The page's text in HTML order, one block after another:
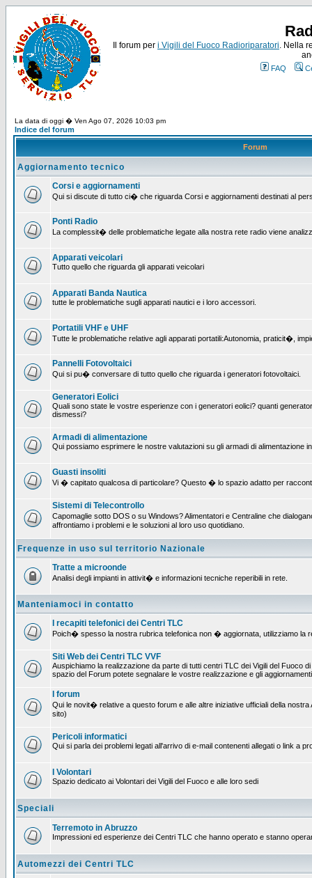
Il forum per i Vigili del Fuoco Radioriparatori. Nella
FAQ
La data di oggi � Ven Ago 07, 2026 10:03 pm
Indice del forum
Forum
Aggiornamento tecnico
Corsi e aggiornamenti
Qui si discute di tutto ci� che riguarda Corsi e aggiornamenti destinati al
Ponti Radio
La complessit� delle problematiche legate alla nostra rete radio viene
Apparati veicolari
Tutto quello che riguarda gli apparati veicolari
Apparati Banda Nautica
tutte le problematiche sugli apparati nautici e i loro accessori.
Portatili VHF e UHF
Tutte le problematiche relative agli apparati portatili:Autonomia, praticit�,
Pannelli Fotovoltaici
Qui si pu� conversare di tutto quello che riguarda i generatori fotovoltaici.
Generatori Eolici
Quali sono state le vostre esperienze con i generatori eolici? quanti
dismessi?
Armadi di alimentazione
Qui possiamo esprimere le nostre valutazioni su gli armadi di alimentazione
Guasti insoliti
Vi � capitato qualcosa di particolare? Questo � lo spazio adatto per
Sistemi di Telecontrollo
Capomaglie sotto DOS o su Windows? Alimentatori e Centraline che
affrontiamo i problemi e le soluzioni al loro uso quotidiano.
Frequenze in uso sul territorio Nazionale
Tratte a microonde
Analisi degli impianti in attivit� e informazioni tecniche reperibili in rete.
Manteniamoci in contatto
I recapiti telefonici dei Centri TLC
Poich� spesso la nostra rubrica telefonica non � aggiornata, utilizziamo la
Siti Web dei Centri TLC VVF
Auspichiamo la realizzazione da parte di tutti centri TLC dei Vigili del Fuoco
spazio del Forum potete segnalare le vostre realizzazione e gli
I forum
Qui le novit� relative a questo forum e alle altre iniziative ufficiali della
sito)
Pericoli informatici
Qui si parla dei problemi legati all'arrivo di e-mail contenenti allegati o link a
I Volontari
Spazio dedicato ai Volontari dei Vigili del Fuoco e alle loro sedi
Speciali
Terremoto in Abruzzo
Impressioni ed esperienze dei Centri TLC che hanno operato e stanno
Automezzi dei Centri TLC